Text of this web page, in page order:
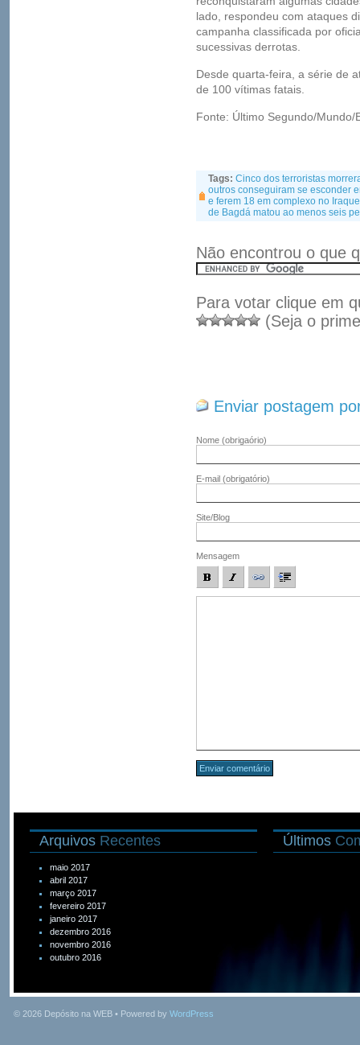
lado, respondeu com ataques
campanha classificada por
sucessivas derrotas.
Desde quarta-feira, a série de
de 100 vítimas fatais.
Fonte: Último Segundo/Mundo/
Tags: Cinco dos terroristas
outros conseguiram se esconder
e ferem 18 em complexo no Iraque
de Bagdá matou ao menos seis
Não encontrou o que
Para votar clique em
(Seja o
Enviar postagem
Nome (obrigaório)
E-mail (obrigatório)
Site/Blog
Mensagem
Arquivos Recentes
maio 2017
abril 2017
março 2017
fevereiro 2017
janeiro 2017
dezembro 2016
novembro 2016
outubro 2016
Últimos
© 2026 Depósito na WEB • Powered by WordPress